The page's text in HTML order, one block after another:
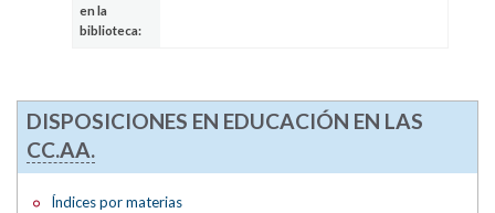
en la
biblioteca:
DISPOSICIONES EN EDUCACIÓN EN LAS
CC.AA.
Índices por materias